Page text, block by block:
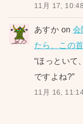
11月 17, 10:48
あすか on 会
たら、この
“ほっといて
ですよね?”
11月 16,